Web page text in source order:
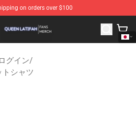
on orders over $100
- Official Queen Latifah
グイン/
シャツ